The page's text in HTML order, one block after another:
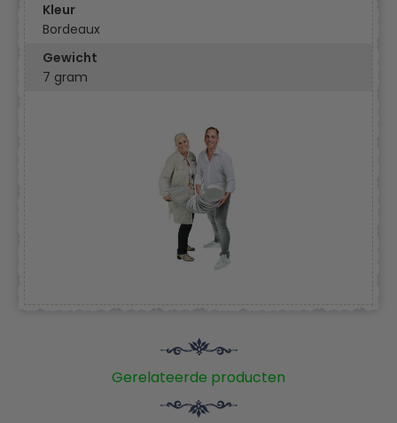
Kleur
Bordeaux
Gewicht
7 gram
Gerelateerde producten